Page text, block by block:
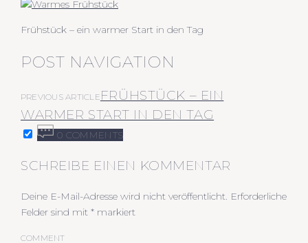
Frühstück – ein warmer Start in den Tag
POST NAVIGATION
PREVIOUS ARTICLE FRÜHSTÜCK – EIN
WARMER START IN DEN TAG
0 COMMENTS
SCHREIBE EINEN KOMMENTAR
Deine E-Mail-Adresse wird nicht veröffentlicht. Erforderliche
Felder sind mit * markiert
COMMENT